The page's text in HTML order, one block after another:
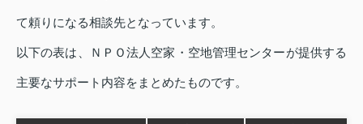
て頼りになる相談先となっています。
以下の表は、ＮＰＯ法人空家・空地管理センターが提供する
主要なサポート内容をまとめたものです。